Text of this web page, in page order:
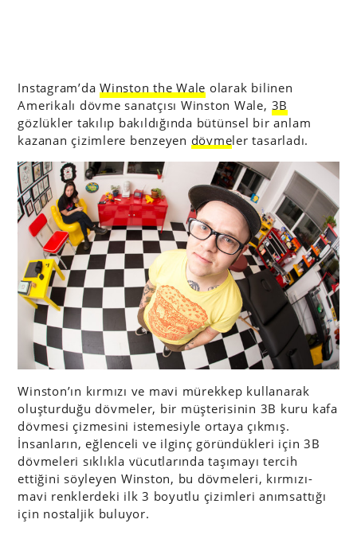
Instagram’daWinston the Wale olarak bilinen
Amerikalı dövme sanatçısı Winston Wale, 3B
gözlükler takılıp bakıldığında bütünsel bir anlam
kazanan çizimlere benzeyen dövmeler tasarladı.
Winston’ın kırmızı ve mavi mürekkep kullanarak
oluşturduğu dövmeler, bir müşterisinin 3B kuru kafa
dövmesi çizmesini istemesiyle ortaya çıkmış.
İnsanların, eğlenceli ve ilginç göründükleri için 3B
dövmeleri sıklıkla vücutlarında taşımayı tercih
ettiğini söyleyen Winston, bu dövmeleri, kırmızı-
mavi renklerdeki ilk 3 boyutlu çizimleri anımsattığı
için nostaljik buluyor.